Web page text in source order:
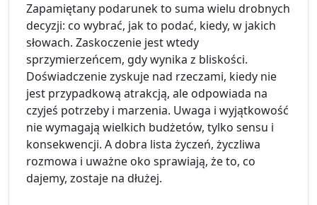
Zapamiętany podarunek to suma wielu drobnych
decyzji: co wybrać, jak to podać, kiedy, w jakich
słowach. Zaskoczenie jest wtedy
sprzymierzeńcem, gdy wynika z bliskości.
Doświadczenie zyskuje nad rzeczami, kiedy nie
jest przypadkową atrakcją, ale odpowiada na
czyjeś potrzeby i marzenia. Uwaga i wyjątkowość
nie wymagają wielkich budżetów, tylko sensu i
konsekwencji. A dobra lista życzeń, życzliwa
rozmowa i uważne oko sprawiają, że to, co
dajemy, zostaje na dłużej.